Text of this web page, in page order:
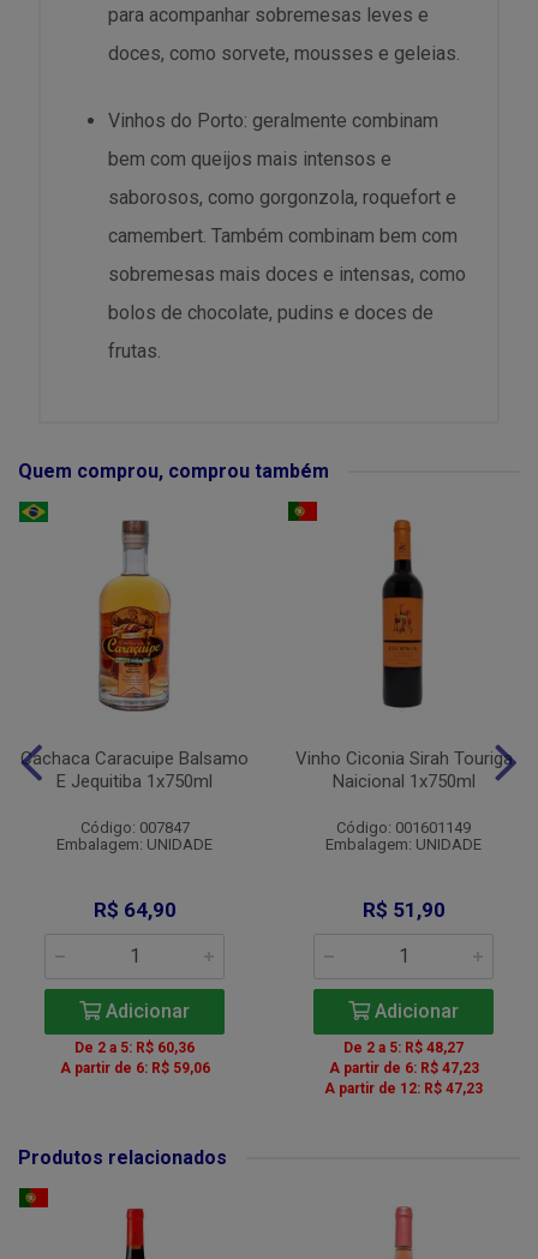
para acompanhar sobremesas leves e
doces, como sorvete, mousses e geleias.
Vinhos do Porto: geralmente combinam
bem com queijos mais intensos e
saborosos, como gorgonzola, roquefort e
camembert. Também combinam bem com
sobremesas mais doces e intensas, como
bolos de chocolate, pudins e doces de
frutas.
Quem comprou, comprou também
Cachaca Caracuipe Balsamo
E Jequitiba 1x750ml
Código: 007847
Embalagem: UNIDADE
R$ 64,90
Adicionar
De 2 a 5: R$ 60,36
A partir de 6: R$ 59,06
Vinho Ciconia Sirah Touriga
Naicional 1x750ml
Código: 001601149
Embalagem: UNIDADE
R$ 51,90
Adicionar
De 2 a 5: R$ 48,27
A partir de 6: R$ 47,23
A partir de 12: R$ 47,23
Produtos relacionados